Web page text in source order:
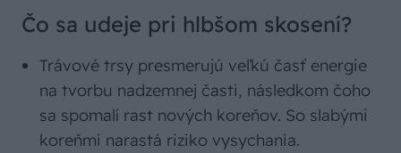
Čo sa udeje pri hlbšom skosení?
Trávové trsy presmerujú veľkú časť energie
na tvorbu nadzemnej časti, následkom čoho
sa spomalí rast nových koreňov. So slabými
koreňmi narastá riziko vysychania.